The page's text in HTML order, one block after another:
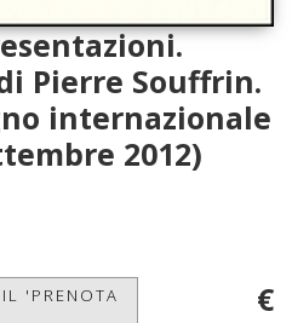
Pierre Souffrin.
internazionale
2012)
'PRENOTA
€